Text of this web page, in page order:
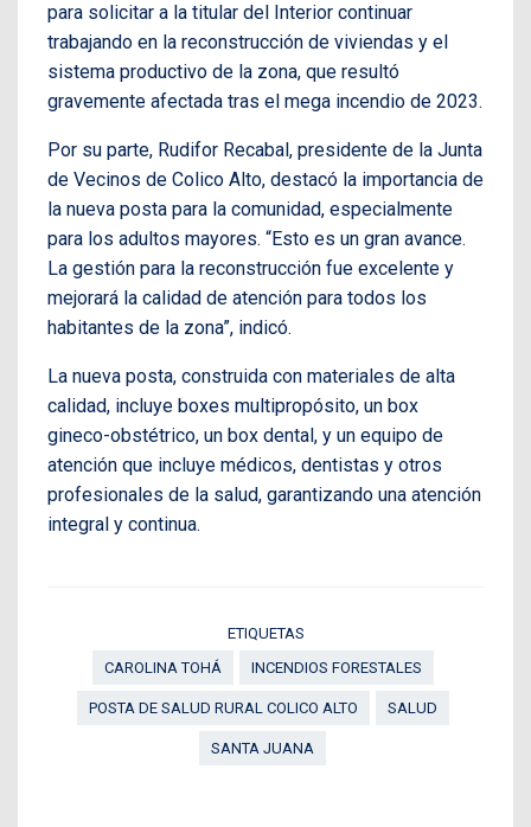
para solicitar a la titular del Interior continuar
trabajando en la reconstrucción de viviendas y el
sistema productivo de la zona, que resultó
gravemente afectada tras el mega incendio de 2023.
Por su parte, Rudifor Recabal, presidente de la Junta
de Vecinos de Colico Alto, destacó la importancia de
la nueva posta para la comunidad, especialmente
para los adultos mayores. “Esto es un gran avance.
La gestión para la reconstrucción fue excelente y
mejorará la calidad de atención para todos los
habitantes de la zona”, indicó.
La nueva posta, construida con materiales de alta
calidad, incluye boxes multipropósito, un box
gineco-obstétrico, un box dental, y un equipo de
atención que incluye médicos, dentistas y otros
profesionales de la salud, garantizando una atención
integral y continua.
ETIQUETAS
CAROLINA TOHÁ
INCENDIOS FORESTALES
POSTA DE SALUD RURAL COLICO ALTO SALUD
SANTA JUANA